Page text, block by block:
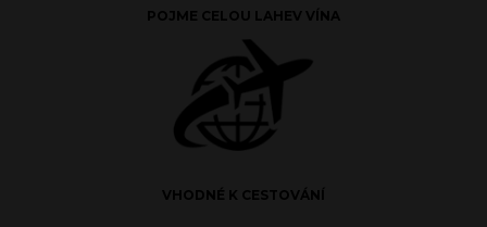
POJME CELOU LAHEV VÍNA
VHODNÉ K CESTOVÁNÍ